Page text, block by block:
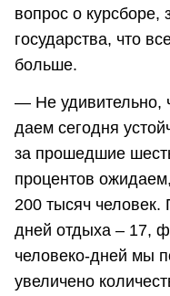
вопрос о курсборе,
государства, что
больше.
— Не удивительно,
даем сегодня
за прошедшие
процентов
200 тысяч
дней отдыха – 17,
человеко-дней мы
увеличено